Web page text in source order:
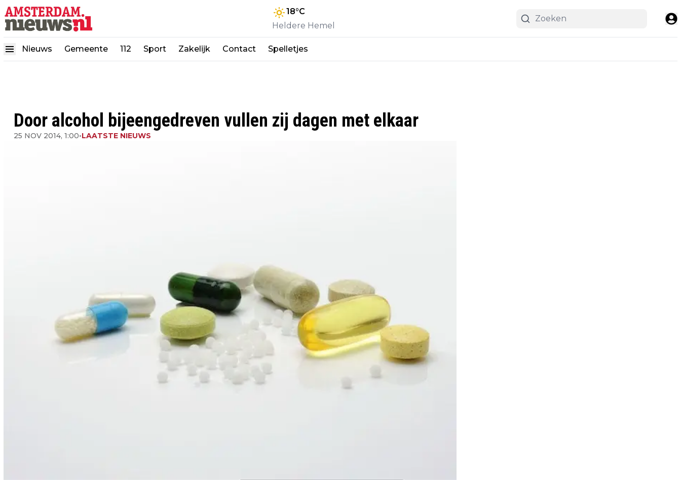
18°C
Heldere Hemel
Nieuws Gemeente 112 Sport Zakelijk Contact Spelletjes
Door alcohol bijeengedreven vullen zij dagen met elkaar
25 NOV 2014, 1:00•LAATSTE NIEUWS